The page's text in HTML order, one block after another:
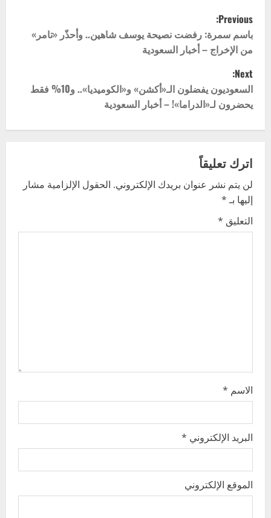
P
o
s
t
n
v
i
g
Previous:
باسم سمرة: رفضت نصيحة يوسف شاهين.. وأحذّر «تامر»
من الإخراج – أخبار السعودية
Next:
السعوديون يفضلون الـ«أكشن» و«الكوميديا».. و10% فقط
يحضرون لـ«الدراما»! – أخبار السعودية
اترك تعليقاً
لن يتم نشر عنوان بريدك الإلكتروني. الحقول الإلزامية مشار
إليها بـ*
التعليق *
الاسم *
البريد الإلكتروني *
الموقع الإلكتروني